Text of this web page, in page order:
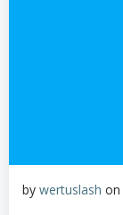
by wertuslash on